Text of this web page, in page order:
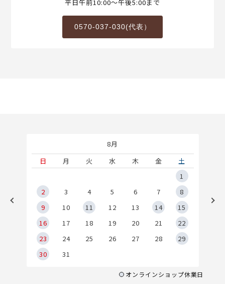
平日午前10:00～午後5:00まで
0570-037-030(代表）
8月
日
月 火 水 木 金
土
1
2
3 4 5 6 7
8
9
10 11 12 13 14
15
16
17 18 19 20 21
22
23
24 25 26 27 28
29
30
31
オンラインショップ休業日